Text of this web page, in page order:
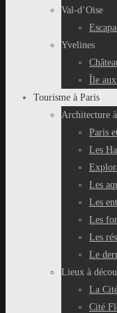
Val-d’Oise
Yvelines
Île
Tourisme à Paris
Architecture
Paris
Les
Les
Les
Les
Les
Le
Lieux à
La
Cité